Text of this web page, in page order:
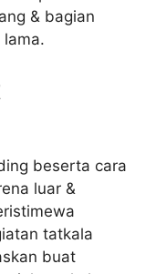
& bagian
beserta cara
luar &
tatkala
buat